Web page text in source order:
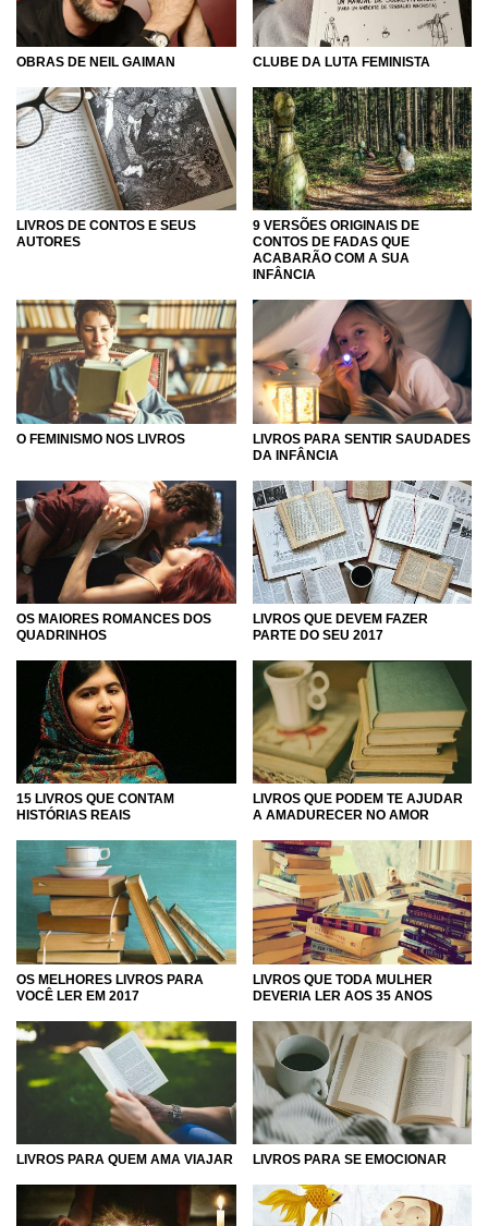
OBRAS DE NEIL GAIMAN CLUBE DA LUTA FEMINISTA
LIVROS DE CONTOS E SEUS
AUTORES
9 VERSÕES ORIGINAIS DE
CONTOS DE FADAS QUE
ACABARÃO COM A SUA
INFÂNCIA
O FEMINISMO NOS LIVROS
LIVROS PARA SENTIR SAUDADES
DA INFÂNCIA
OS MAIORES ROMANCES DOS
QUADRINHOS
LIVROS QUE DEVEM FAZER
PARTE DO SEU 2017
15 LIVROS QUE CONTAM
HISTÓRIAS REAIS
LIVROS QUE PODEM TE AJUDAR
A AMADURECER NO AMOR
OS MELHORES LIVROS PARA
VOCÊ LER EM 2017
LIVROS QUE TODA MULHER
DEVERIA LER AOS 35 ANOS
LIVROS PARA QUEM AMA VIAJAR LIVROS PARA SE EMOCIONAR